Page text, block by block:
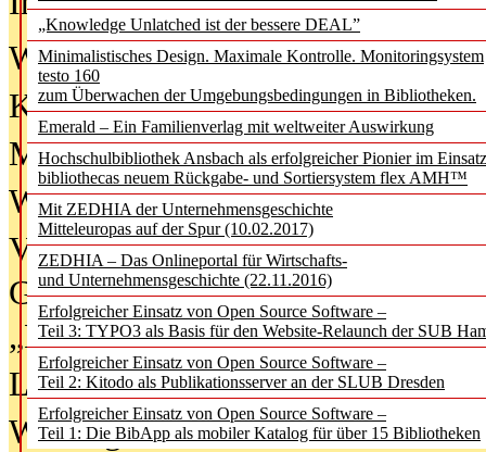
„Knowledge Unlatched ist der bessere DEAL”
Minimalistisches Design. Maximale Kontrolle. Monitoringsystem
testo 160
zum Überwachen der Umgebungsbedingungen in Bibliotheken.
Emerald – Ein Familienverlag mit weltweiter Auswirkung
Hochschulbibliothek Ansbach als erfolgreicher Pionier im
bibliothecas neuem Rückgabe- und Sortiersystem flex AMH™
Mit ZEDHIA der Unternehmensgeschichte
Mitteleuropas auf der Spur (10.02.2017)
ZEDHIA – Das Onlineportal für Wirtschafts-
und Unternehmensgeschichte (22.11.2016)
Erfolgreicher Einsatz von Open Source Software –
Teil 3: TYPO3 als Basis für den Website-Relaunch der SUB
Erfolgreicher Einsatz von Open Source Software –
Teil 2: Kitodo als Publikationsserver an der SLUB Dresden
Erfolgreicher Einsatz von Open Source Software –
Teil 1: Die BibApp als mobiler Katalog für über 15 Bibliotheken
Was Hochschul­bibliotheken von
Kinder in der digitalen Welt
Metadaten als Infrastruktur
Wenn Bots katalogisieren
Von Abschlusskleidern bis
Geisterjagd-Ausrüstung in der
„Library of Things“ unterwegs
Lesen als Infrastrukturaufgabe
Wie Jugendliche Social Media